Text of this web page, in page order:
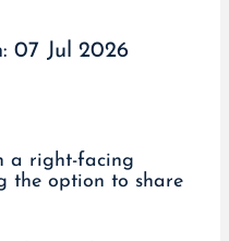
07 Jul 2026